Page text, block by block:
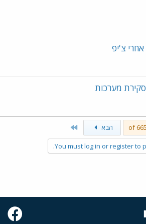
צ'יפ
מערכות
הבא
You must log in or register to